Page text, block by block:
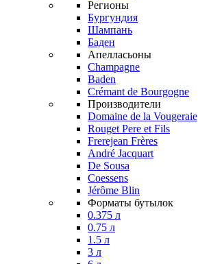
Регионы
Бургундия
Шампань
Баден
Апелласьоны
Champagne
Baden
Crémant de Bourgogne
Производители
Domaine de la Vougeraie
Rouget Pere et Fils
Frerejean Frères
André Jacquart
De Sousa
Coessens
Jérôme Blin
Форматы бутылок
0.375 л
0.75 л
1.5 л
3 л